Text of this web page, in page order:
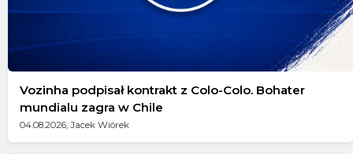
Vozinha podpisał kontrakt z Colo-Colo. Bohater
mundialu zagra w Chile
04.08.2026; Jacek Wiórek